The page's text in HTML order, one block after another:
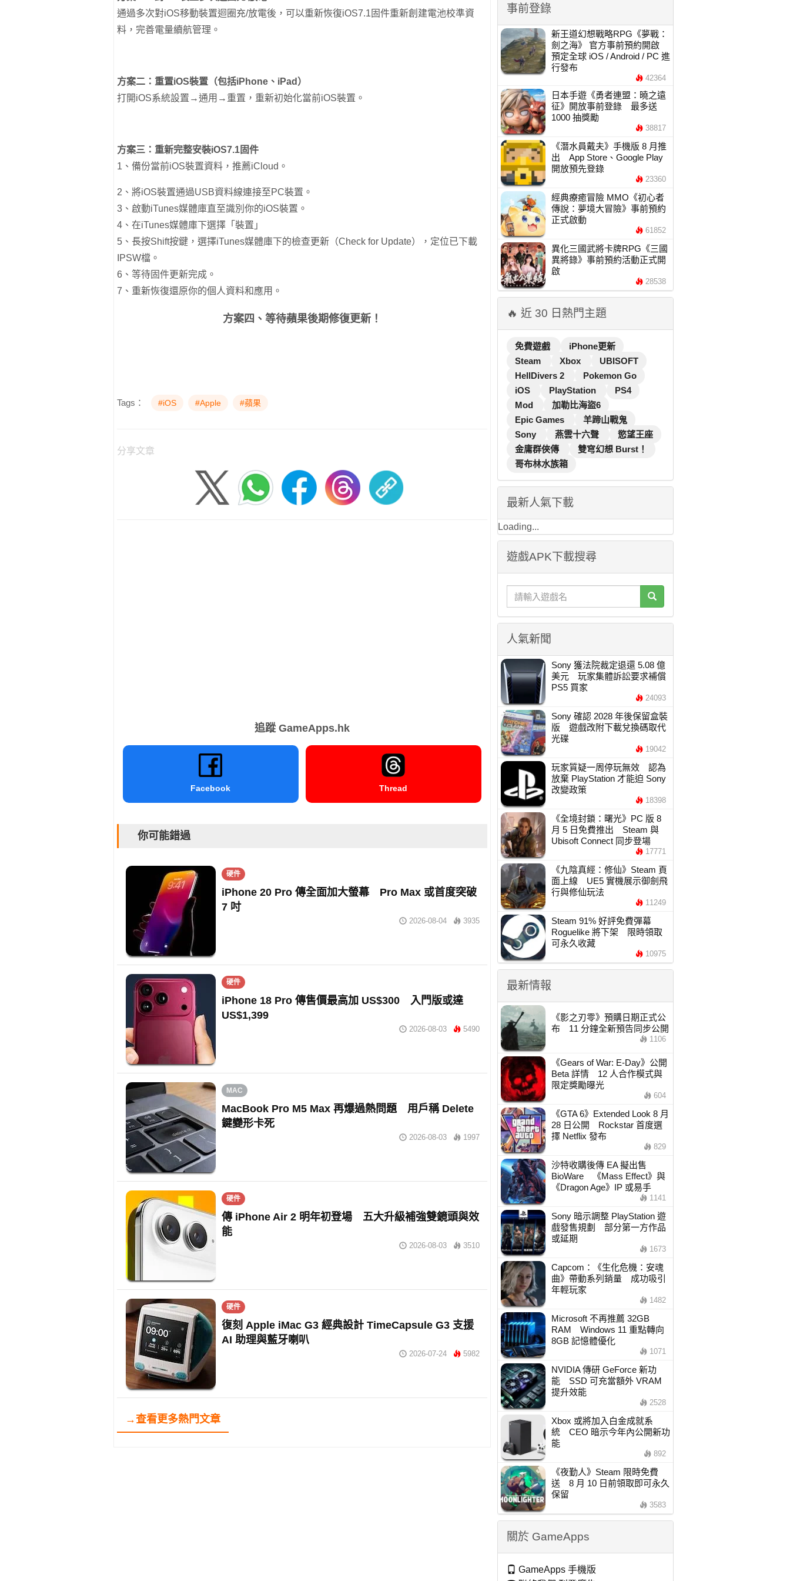
通過多次對iOS移動裝置迴圈充/放電後，可以重新恢復iOS7.1固件重新創建電池校準資
料，完善電量續航管理。
方案二：重置iOS裝置（包括iPhone、iPad）
打開iOS系統設置→通用→重置，重新初始化當前iOS裝置。
方案三：重新完整安裝iOS7.1固件
1、備份當前iOS裝置資料，推薦iCloud。
2、將iOS裝置通過USB資料線連接至PC裝置。
3、啟動iTunes媒體庫直至識別你的iOS裝置。
4、在iTunes媒體庫下選擇「裝置」
5、長按Shift按鍵，選擇iTunes媒體庫下的檢查更新（Check for Update），定位已下載
IPSW檔。
6、等待固件更新完成。
7、重新恢復還原你的個人資料和應用。
方案四、等待蘋果後期修復更新！
Tags： #iOS #Apple #蘋果
分享文章
追蹤 GameApps.hk
Facebook Thread
你可能錯過
硬件
iPhone 20 Pro 傳全面加大螢幕 Pro Max 或首度突破
7 吋
2026-08-04 3935
硬件
iPhone 18 Pro 傳售價最高加 US$300 入門版或達
US$1,399
2026-08-03 5490
MAC
MacBook Pro M5 Max 再爆過熱問題 用戶稱 Delete
鍵變形卡死
2026-08-03 1997
硬件
傳 iPhone Air 2 明年初登場 五大升級補強雙鏡頭與效
能
2026-08-03 3510
硬件
復刻 Apple iMac G3 經典設計 TimeCapsule G3 支援
AI 助理與藍牙喇叭
2026-07-24 5982
→查看更多熱門文章
事前登錄
新王道幻想戰略RPG《夢戰：
劍之海》 官方事前預約開啟
預定全球 iOS / Android / PC 進
行發布
42364
日本手遊《勇者連盟：曉之遠
征》開放事前登錄 最多送
1000 抽獎勵
38817
《潛水員戴夫》手機版 8 月推
出 App Store、Google Play
開放預先登錄
23360
經典療癒冒險 MMO《初心者
傳說：夢境大冒險》事前預約
正式啟動
61852
異化三國武將卡牌RPG《三國
異將錄》事前預約活動正式開
啟
28538
🔥 近 30 日熱門主題
免費遊戲
iPhone更新
Steam
Xbox
UBISOFT
HellDivers 2
Pokemon Go
iOS
PlayStation
PS4
Mod
加勒比海盜6
Epic Games
羊蹄山戰鬼
Sony
燕雲十六聲
慾望王座
金庸群俠傳
雙穹幻想 Burst！
哥布林水族箱
最新人氣下載
Loading...
遊戲APK下載搜尋
人氣新聞
Sony 獲法院裁定退還 5.08 億
美元 玩家集體訴訟要求補償
PS5 買家
24093
Sony 確認 2028 年後保留盒裝
版 遊戲改附下載兌換碼取代
光碟
19042
玩家質疑一周停玩無效 認為
放棄 PlayStation 才能迫 Sony
改變政策
18398
《全境封鎖：曙光》PC 版 8
月 5 日免費推出 Steam 與
Ubisoft Connect 同步登場
17771
《九陰真經：修仙》Steam 頁
面上線 UE5 實機展示御劍飛
行與修仙玩法
11249
Steam 91% 好評免費彈幕
Roguelike 將下架 限時領取
可永久收藏
10975
最新情報
《影之刃零》預購日期正式公
布 11 分鐘全新預告同步公開
1106
《Gears of War: E-Day》公開
Beta 詳情 12 人合作模式與
限定獎勵曝光
604
《GTA 6》Extended Look 8 月
28 日公開 Rockstar 首度選
擇 Netflix 發布
829
沙特收購後傳 EA 擬出售
BioWare 《Mass Effect》與
《Dragon Age》IP 或易手
1141
Sony 暗示調整 PlayStation 遊
戲發售規劃 部分第一方作品
或延期
1673
Capcom：《生化危機：安魂
曲》帶動系列銷量 成功吸引
年輕玩家
1482
Microsoft 不再推薦 32GB
RAM Windows 11 重點轉向
8GB 記憶體優化
1071
NVIDIA 傳研 GeForce 新功
能 SSD 可充當額外 VRAM
提升效能
2528
Xbox 或將加入白金成就系
統 CEO 暗示今年內公開新功
能
892
《夜勤人》Steam 限時免費
送 8 月 10 日前領取即可永久
保留
3583
關於 GameApps
GameApps 手機版